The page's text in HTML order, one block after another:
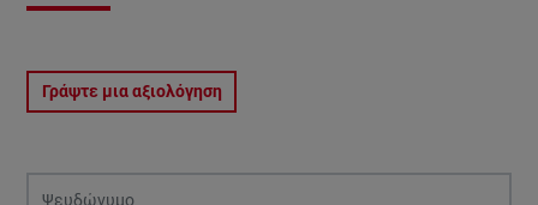
Γράψτε μια αξιολόγηση